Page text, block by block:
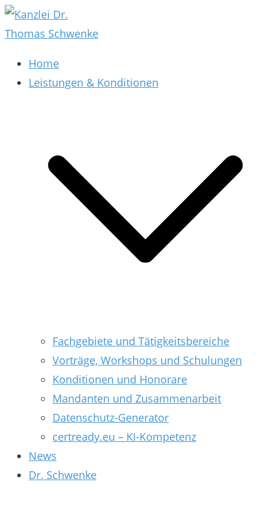
Zum
Inhalt
Kanzlei Dr. Thomas Schwenke
Rechtsberatung für Datenschutz, Social Media,
Marketing, E-Commerce & AGB & Verträge
Home
Leistungen & Konditionen
Fachgebiete und Tätigkeitsbereiche
Vorträge, Workshops und Schulungen
Konditionen und Honorare
Mandanten und Zusammenarbeit
Datenschutz-Generator
certready.eu – KI-Kompetenz
News
Dr. Schwenke